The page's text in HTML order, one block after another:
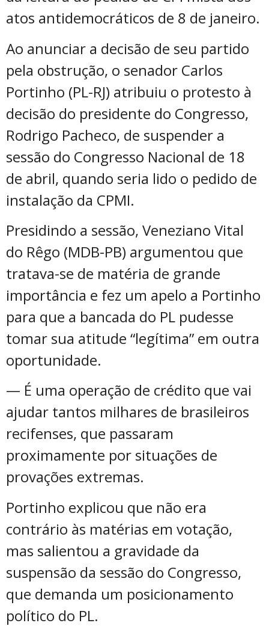
atos antidemocráticos de 8 de janeiro.
Ao anunciar a decisão de seu partido
pela obstrução, o senador Carlos
Portinho (PL-RJ) atribuiu o protesto à
decisão do presidente do Congresso,
Rodrigo Pacheco, de suspender a
sessão do Congresso Nacional de 18
de abril, quando seria lido o pedido de
instalação da CPMI.
Presidindo a sessão, Veneziano Vital
do Rêgo (MDB-PB) argumentou que
tratava-se de matéria de grande
importância e fez um apelo a Portinho
para que a bancada do PL pudesse
tomar sua atitude “legítima” em outra
oportunidade.
— É uma operação de crédito que vai
ajudar tantos milhares de brasileiros
recifenses, que passaram
proximamente por situações de
provações extremas.
Portinho explicou que não era
contrário às matérias em votação,
mas salientou a gravidade da
suspensão da sessão do Congresso,
que demanda um posicionamento
político do PL.